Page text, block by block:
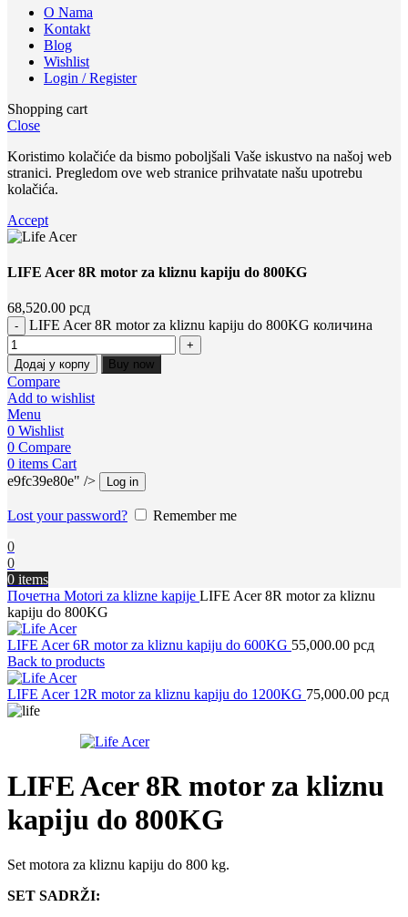
O Nama
Kontakt
Blog
Wishlist
Login / Register
Shopping cart
Close
Koristimo kolačiće da bismo poboljšali Vaše iskustvo na našoj web
stranici. Pregledom ove web stranice prihvatate našu upotrebu
kolačića.
Accept
LIFE Acer 8R motor za kliznu kapiju do 800KG
68,520.00 рсд
LIFE Acer 8R motor za kliznu kapiju do 800KG количина
Додај у корпу Buy now
Compare
Add to wishlist
Menu
0 Wishlist
0 Compare
0 items Cart
e9fc39e80e" />
Log in
Lost your password?
Remember me
0
0
0 items
Почетна Motori za klizne kapije LIFE Acer 8R motor za kliznu
kapiju do 800KG
LIFE Acer 6R motor za kliznu kapiju do 600KG 55,000.00 рсд
Back to products
LIFE Acer 12R motor za kliznu kapiju do 1200KG 75,000.00 рсд
LIFE Acer 8R motor za kliznu
kapiju do 800KG
Set motora za kliznu kapiju do 800 kg.
SET SADRŽI: